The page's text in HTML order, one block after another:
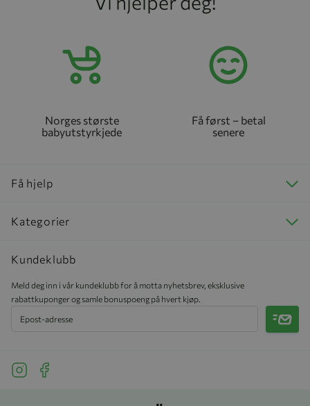
Norges største
babyutstyrkjede
Få først – betal
senere
Få hjelp
Kategorier
Kundeklubb
Meld deg inn i vår kundeklubb for å motta nyhetsbrev, eksklusive
rabattkuponger og samle bonuspoeng på hvert kjøp.
Meld
See our Instagram
See our Facebook